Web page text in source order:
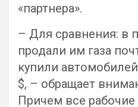
«партнера».
– Для сравнения: в
продали им газа
купили
$, – обращает
Причем все